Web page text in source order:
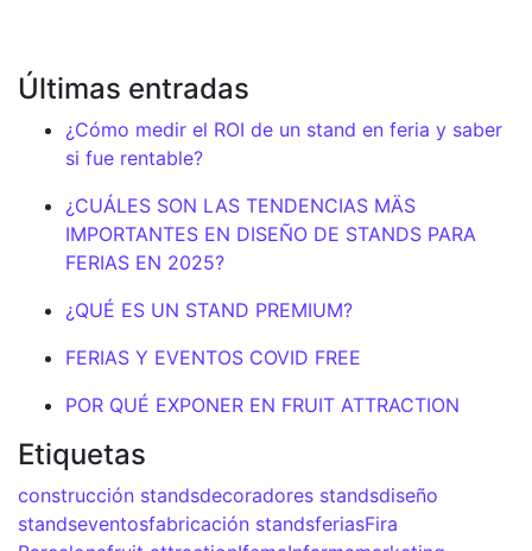
Últimas entradas
¿Cómo medir el ROI de un stand en feria y saber
si fue rentable?
¿CUÁLES SON LAS TENDENCIAS MÄS
IMPORTANTES EN DISEÑO DE STANDS PARA
FERIAS EN 2025?
¿QUÉ ES UN STAND PREMIUM?
FERIAS Y EVENTOS COVID FREE
POR QUÉ EXPONER EN FRUIT ATTRACTION
Etiquetas
construcción standsdecoradores standsdiseño
standseventosfabricación standsferiasFira